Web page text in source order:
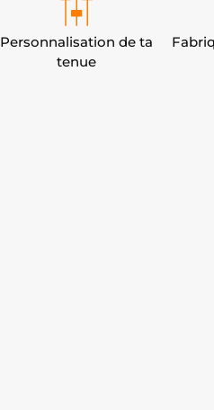
Personnalisation de ta
tenue